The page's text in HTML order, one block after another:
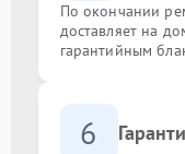
По окончании
доставляет на
гарантийным
6